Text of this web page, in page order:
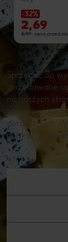
-32%
2,69
3,99 cena przed
Sprzedaż do
sprzedawane
na naszych
towarów
detalicznych.
polskich i